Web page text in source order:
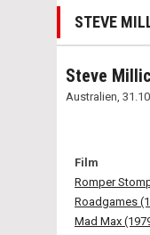
STEVE
Steve
Australien,
Film
Romper
Roadgames
Mad Max